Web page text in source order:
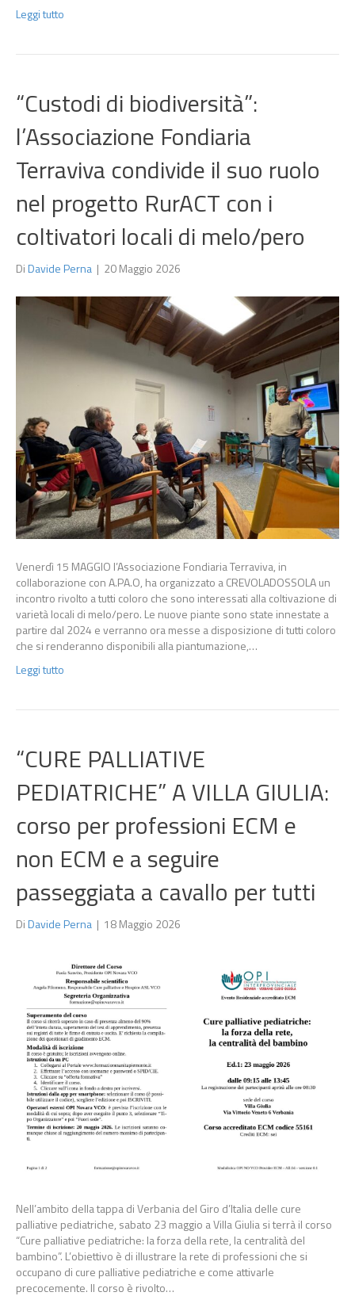
Leggi tutto
“Custodi di biodiversità”:
l’Associazione Fondiaria
Terraviva condivide il suo ruolo
nel progetto RurACT con i
coltivatori locali di melo/pero
DiDavide Perna | 20 Maggio 2026
Venerdì 15 MAGGIO l’Associazione Fondiaria Terraviva, in
collaborazione con A.PA.O, ha organizzato a CREVOLADOSSOLA un
incontro rivolto a tutti coloro che sono interessati alla coltivazione di
varietà locali di melo/pero. Le nuove piante sono state innestate a
partire dal 2024 e verranno ora messe a disposizione di tutti coloro
che si renderanno disponibili alla piantumazione,…
Leggi tutto
“CURE PALLIATIVE
PEDIATRICHE” A VILLA GIULIA:
corso per professioni ECM e
non ECM e a seguire
passeggiata a cavallo per tutti
DiDavide Perna | 18 Maggio 2026
Nell’ambito della tappa di Verbania del Giro d’Italia delle cure
palliative pediatriche, sabato 23 maggio a Villa Giulia si terrà il corso
“Cure palliative pediatriche: la forza della rete, la centralità del
bambino”. L’obiettivo è di illustrare la rete di professioni che si
occupano di cure palliative pediatriche e come attivarle
precocemente. Il corso è rivolto…